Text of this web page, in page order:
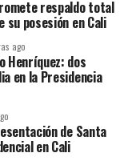
respaldo total
su posesión en Cali
ago
Henríquez: dos
en la Presidencia
de Santa
en Cali